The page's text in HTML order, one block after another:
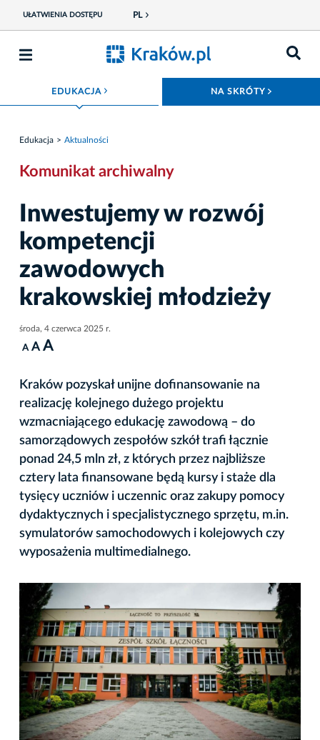
UŁATWIENIA DOSTĘPU PL
EDUKACJAROZWIŃ MENU NA SKRÓTY
Edukacja Aktualności
Komunikat archiwalny
Inwestujemy w rozwój
kompetencji
zawodowych
krakowskiej młodzieży
środa, 4 czerwca 2025 r.
A A A
Kraków pozyskał unijne dofinansowanie na
realizację kolejnego dużego projektu
wzmacniającego edukację zawodową – do
samorządowych zespołów szkół trafi łącznie
ponad 24,5 mln zł, z których przez najbliższe
cztery lata finansowane będą kursy i staże dla
tysięcy uczniów i uczennic oraz zakupy pomocy
dydaktycznych i specjalistycznego sprzętu, m.in.
symulatorów samochodowych i kolejowych czy
wyposażenia multimedialnego.